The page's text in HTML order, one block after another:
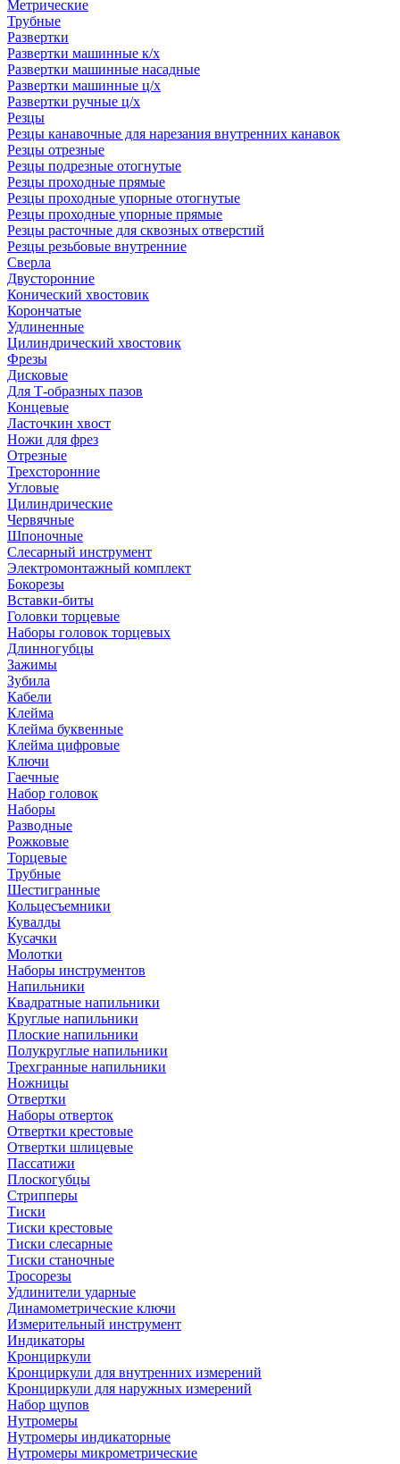
Метрические
Трубные
Развертки
Развертки машинные к/х
Развертки машинные насадные
Развертки машинные ц/х
Развертки ручные ц/х
Резцы
Резцы канавочные для нарезания внутренних канавок
Резцы отрезные
Резцы подрезные отогнутые
Резцы проходные прямые
Резцы проходные упорные отогнутые
Резцы проходные упорные прямые
Резцы расточные для сквозных отверстий
Резцы резьбовые внутренние
Сверла
Двусторонние
Конический хвостовик
Корончатые
Удлиненные
Цилиндрический хвостовик
Фрезы
Дисковые
Для Т-образных пазов
Концевые
Ласточкин хвост
Ножи для фрез
Отрезные
Трехсторонние
Угловые
Цилиндрические
Червячные
Шпоночные
Слесарный инструмент
Электромонтажный комплект
Бокорезы
Вставки-биты
Головки торцевые
Наборы головок торцевых
Длинногубцы
Зажимы
Зубила
Кабели
Клейма
Клейма буквенные
Клейма цифровые
Ключи
Гаечные
Набор головок
Наборы
Разводные
Рожковые
Торцевые
Трубные
Шестигранные
Кольцесъемники
Кувалды
Кусачки
Молотки
Наборы инструментов
Напильники
Квадратные напильники
Круглые напильники
Плоские напильники
Полукруглые напильники
Трехгранные напильники
Ножницы
Отвертки
Наборы отверток
Отвертки крестовые
Отвертки шлицевые
Пассатижи
Плоскогубцы
Стрипперы
Тиски
Тиски крестовые
Тиски слесарные
Тиски станочные
Тросорезы
Удлинители ударные
Динамометрические ключи
Измерительный инструмент
Индикаторы
Кронциркули
Кронциркули для внутренних измерений
Кронциркули для наружных измерений
Набор щупов
Нутромеры
Нутромеры индикаторные
Нутромеры микрометрические